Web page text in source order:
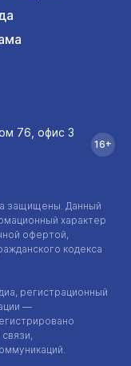
защищены. Данный
характер
офертой,
кодекса
регистрационный
—
76, офис 3
16+